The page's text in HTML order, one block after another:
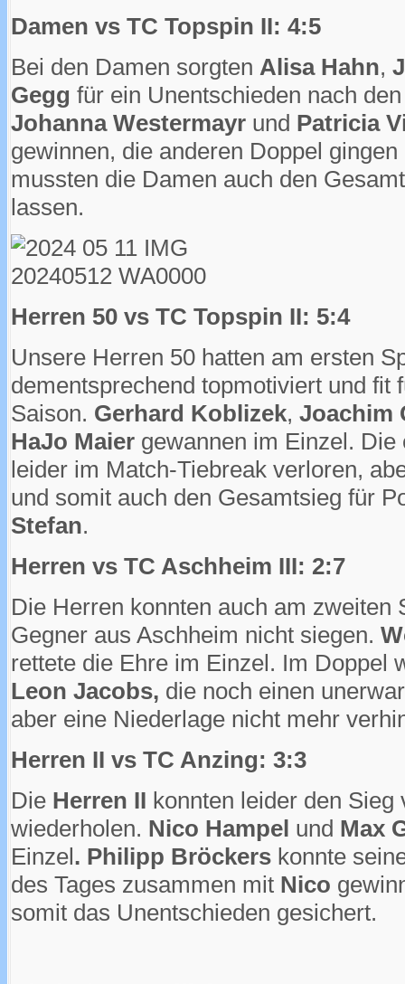
Damen vs TC Topspin II: 4:5
Bei den Damen sorgten Alisa Hahn,
Gegg für ein Unentschieden nach
Johanna Westermayr und Patricia
gewinnen, die anderen Doppel
mussten die Damen auch den
lassen.
Herren 50 vs TC Topspin II: 5:4
Unsere Herren 50 hatten am ersten
dementsprechend topmotiviert und fit
Saison. Gerhard Koblizek, Joachim
HaJo Maier gewannen im Einzel.
leider im Match-Tiebreak verloren,
und somit auch den Gesamtsieg für
Stefan.
Herren vs TC Aschheim III: 2:7
Die Herren konnten auch am zweiten
Gegner aus Aschheim nicht siegen.
rettete die Ehre im Einzel. Im Doppel
Leon Jacobs, die noch einen
aber eine Niederlage nicht mehr
Herren II vs TC Anzing: 3:3
Die Herren II konnten leider den
wiederholen. Nico Hampel und Max
Einzel. Philipp Bröckers konnte
des Tages zusammen mit Nico
somit das Unentschieden gesichert.